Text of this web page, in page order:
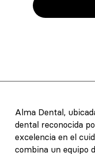
Alma Dental,
dental reconocida
excelencia en el
combina un equipo